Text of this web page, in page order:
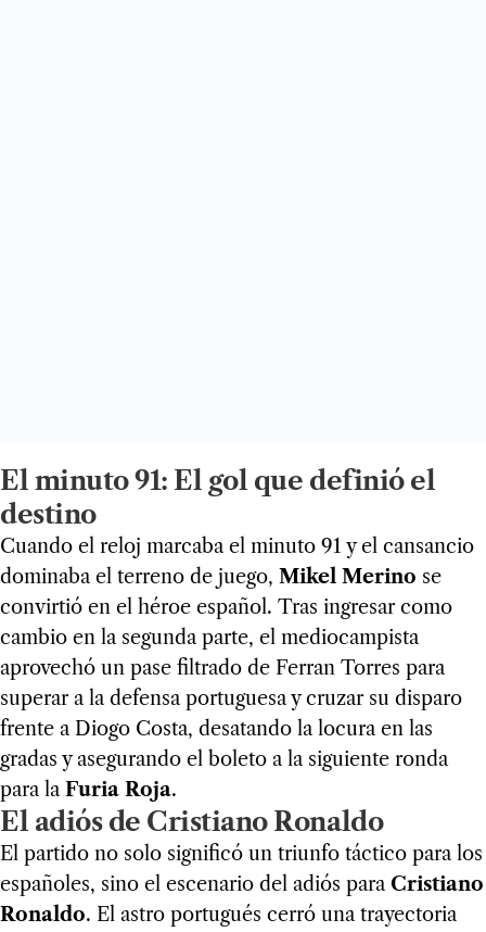
El minuto 91: El gol que definió el
destino
Cuando el reloj marcaba el minuto 91 y el cansancio
dominaba el terreno de juego, Mikel Merino se
convirtió en el héroe español. Tras ingresar como
cambio en la segunda parte, el mediocampista
aprovechó un pase filtrado de Ferran Torres para
superar a la defensa portuguesa y cruzar su disparo
frente a Diogo Costa, desatando la locura en las
gradas y asegurando el boleto a la siguiente ronda
para la Furia Roja.
El adiós de Cristiano Ronaldo
El partido no solo significó un triunfo táctico para los
españoles, sino el escenario del adiós para Cristiano
Ronaldo. El astro portugués cerró una trayectoria